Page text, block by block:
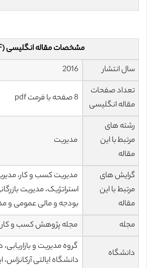
مشخصات مقاله انگلیسی (PDF)
سال انتشار
2016
تعداد صفحات
مقاله انگلیسی
8 صفحه با فرمت pdf
رشته های
مرتبط با این
مقاله
مدیریت
گرایش های
مرتبط با این
مقاله
مدیریت کسب و کار،
استراتژیک، مدیریت
بودجه و مالی عمومی و
مجله
مجله پژوهش کسب و کار
دانشگاه
گروه مدیریت و
دانشگاه ایالتی آرکانزاس،